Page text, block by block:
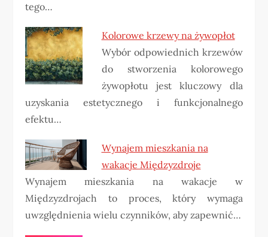
tego…
Kolorowe krzewy na żywopłot
Wybór odpowiednich krzewów
do stworzenia kolorowego
żywopłotu jest kluczowy dla
uzyskania estetycznego i funkcjonalnego
efektu…
Wynajem mieszkania na
wakacje Międzyzdroje
Wynajem mieszkania na wakacje w
Międzyzdrojach to proces, który wymaga
uwzględnienia wielu czynników, aby zapewnić…